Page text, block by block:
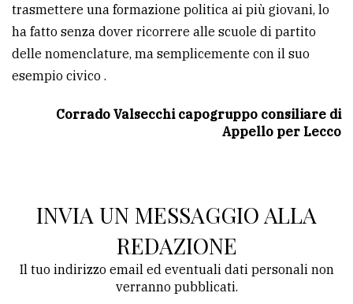
trasmettere una formazione politica ai più giovani, lo
ha fatto senza dover ricorrere alle scuole di partito
delle nomenclature, ma semplicemente con il suo
esempio civico .
Corrado Valsecchi capogruppo consiliare di
Appello per Lecco
INVIA UN MESSAGGIO ALLA
REDAZIONE
Il tuo indirizzo email ed eventuali dati personali non
verranno pubblicati.